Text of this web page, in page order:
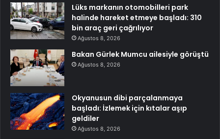
Lüks markanın otomobilleri park
halinde hareket etmeye başladı: 310
bin araç geri çağrılıyor
Ağustos 8, 2026
Bakan Gürlek Mumcu ailesiyle görüştü
Ağustos 8, 2026
Okyanusun dibi parçalanmaya
başladı: İzlemek için kıtalar aşıp
geldiler
Ağustos 8, 2026